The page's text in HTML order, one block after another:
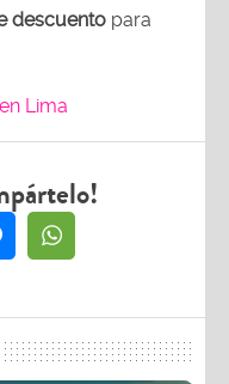
descuento para
Lima